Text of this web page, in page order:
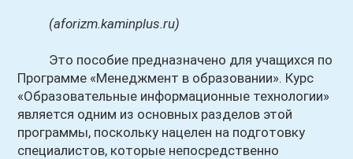
(aforizm.kaminplus.ru)
Это пособие предназначено для учащихся по
Программе «Менеджмент в образовании». Курс
«Образовательные информационные технологии»
является одним из основных разделов этой
программы, поскольку нацелен на подготовку
специалистов, которые непосредственно